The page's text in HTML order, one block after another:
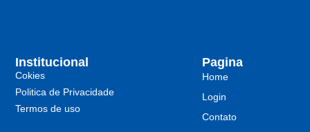
Pagina
Home
Login
Contato
Institucional
Cokies
Politica de Privacidade
Termos de uso